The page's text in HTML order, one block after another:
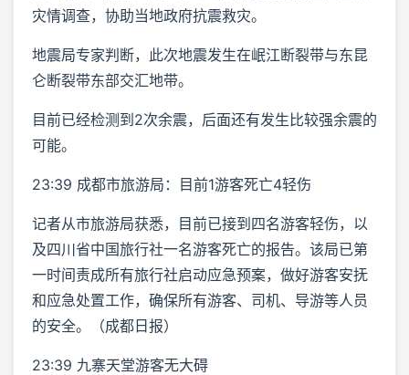
灾情调查，协助当地政府抗震救灾。
地震局专家判断，此次地震发生在岷江断裂带与东昆
仑断裂带东部交汇地带。
目前已经检测到2次余震，后面还有发生比较强余震的
可能。
23:39 成都市旅游局：目前1游客死亡4轻伤
记者从市旅游局获悉，目前已接到四名游客轻伤，以
及四川省中国旅行社一名游客死亡的报告。该局已第
一时间责成所有旅行社启动应急预案，做好游客安抚
和应急处置工作，确保所有游客、司机、导游等人员
的安全。（成都日报）
23:39 九寨天堂游客无大碍